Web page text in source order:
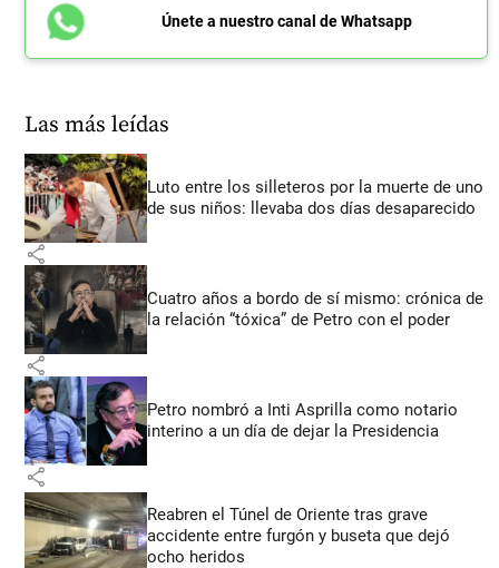
Únete a nuestro canal de Whatsapp
Las más leídas
Luto entre los silleteros por la muerte de uno
de sus niños: llevaba dos días desaparecido
share
Cuatro años a bordo de sí mismo: crónica de
la relación “tóxica” de Petro con el poder
share
Petro nombró a Inti Asprilla como notario
interino a un día de dejar la Presidencia
share
Reabren el Túnel de Oriente tras grave
accidente entre furgón y buseta que dejó
ocho heridos